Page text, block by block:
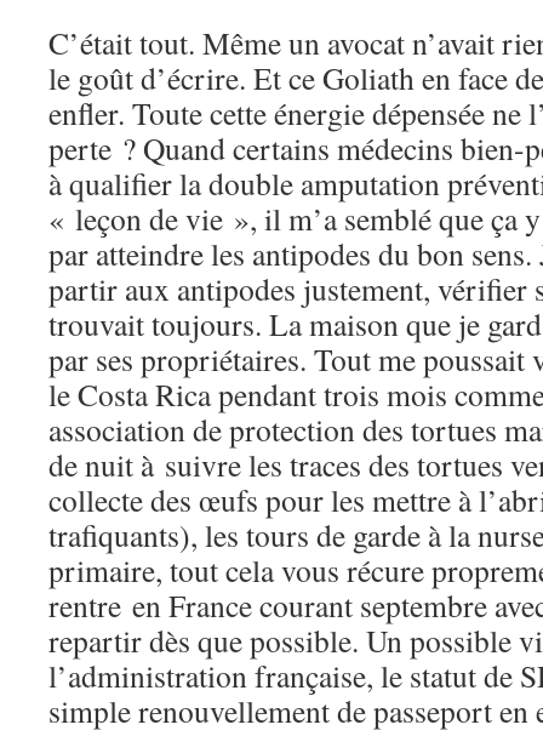
C’était tout. Même un avocat n’avait
le goût d’écrire. Et ce Goliath en face
enfler. Toute cette énergie dépensée ne
perte ? Quand certains médecins bien-
à qualifier la double amputation
« leçon de vie », il m’a semblé que ça
par atteindre les antipodes du bon sens.
partir aux antipodes justement, vérifier
trouvait toujours. La maison que je
par ses propriétaires. Tout me poussait
le Costa Rica pendant trois mois
association de protection des tortues
de nuit à suivre les traces des tortues
collecte des œufs pour les mettre à
trafiquants), les tours de garde à la
primaire, tout cela vous récure
rentre en France courant septembre
repartir dès que possible. Un possible
l’administration française, le statut de
simple renouvellement de passeport